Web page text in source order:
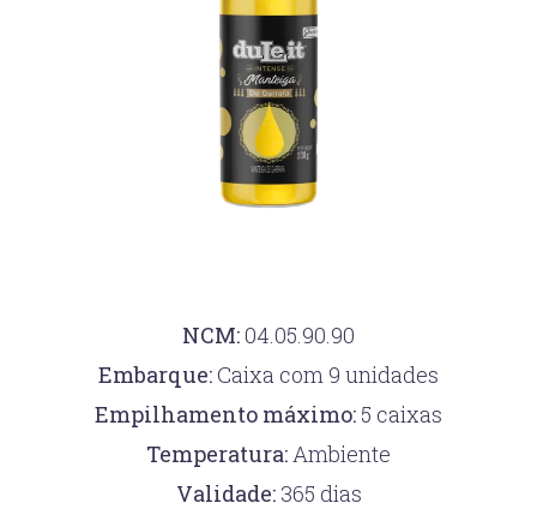
NCM:04.05.90.90
Embarque: Caixa com 9 unidades
Empilhamento máximo: 5 caixas
Temperatura: Ambiente
Validade: 365 dias